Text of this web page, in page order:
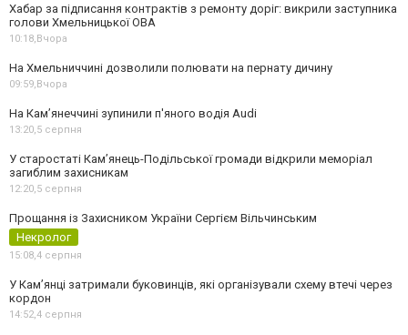
Хабар за підписання контрактів з ремонту доріг: викрили заступника
голови Хмельницької ОВА
10:18,Вчора
На Хмельниччині дозволили полювати на пернату дичину
09:59,Вчора
На Камʼянеччині зупинили п'яного водія Audi
13:20,5 серпня
У старостаті Кам’янець-Подільської громади відкрили меморіал
загиблим захисникам
12:20,5 серпня
Прощання із Захисником України Сергієм Вільчинським
Некролог
15:08,4 серпня
У Кам’янці затримали буковинців, які організували схему втечі через
кордон
14:52,4 серпня